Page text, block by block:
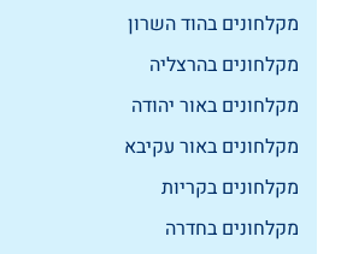
מקלחונים בהוד השרון
מקלחונים בהרצליה
מקלחונים באור יהודה
מקלחונים באור עקיבא
מקלחונים בקריות
מקלחונים בחדרה